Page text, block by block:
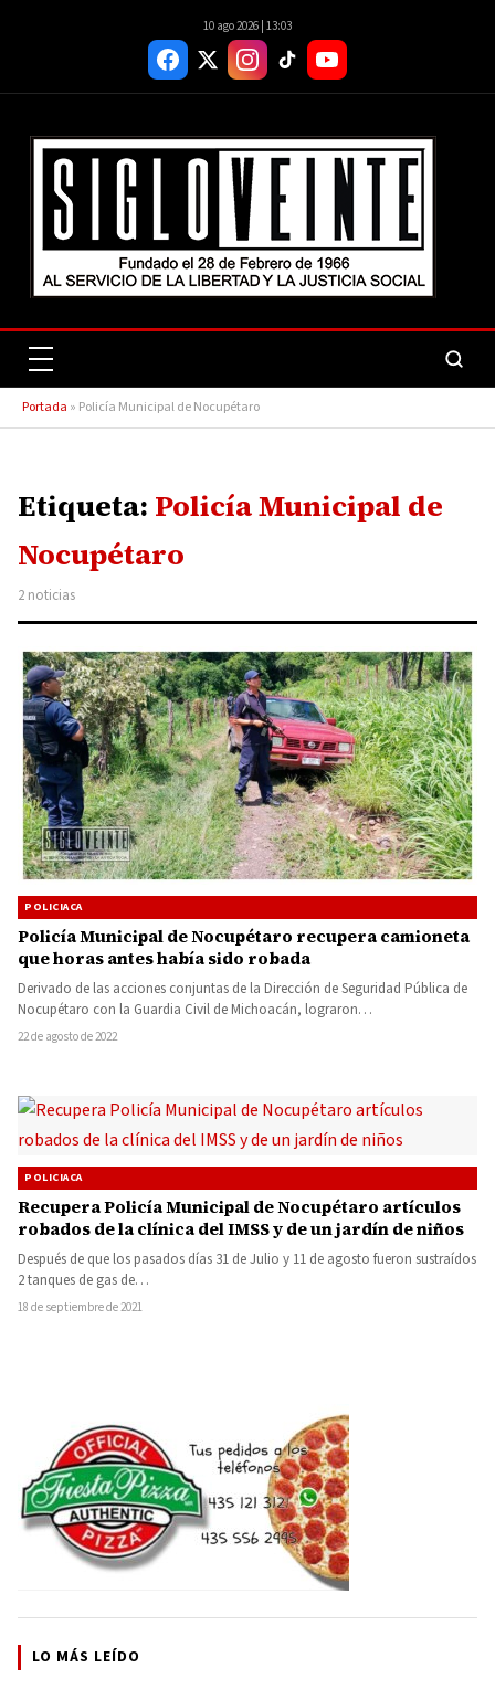
10 ago 2026 | 13:03
Portada » Policía Municipal de Nocupétaro
Etiqueta: Policía Municipal de
Nocupétaro
2 noticias
POLICIACA
Policía Municipal de Nocupétaro recupera camioneta
que horas antes había sido robada
Derivado de las acciones conjuntas de la Dirección de Seguridad Pública de
Nocupétaro con la Guardia Civil de Michoacán, lograron…
22 de agosto de 2022
POLICIACA
Recupera Policía Municipal de Nocupétaro artículos
robados de la clínica del IMSS y de un jardín de niños
Después de que los pasados días 31 de Julio y 11 de agosto fueron sustraídos
2 tanques de gas de…
18 de septiembre de 2021
LO MÁS LEÍDO